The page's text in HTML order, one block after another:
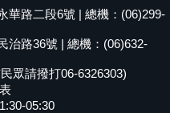
華路二段6號 | 總機：(06)299-
治路36號 | 總機：(06)632-
眾請撥打06-6326303)
05:30